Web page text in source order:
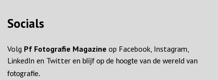
Socials
Volg Pf Fotografie Magazine op Facebook, Instagram,
LinkedIn en Twitter en blijf op de hoogte van de wereld van
fotografie.